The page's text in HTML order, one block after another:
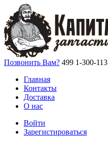
Позвонить Вам? 499 1-300-113
Главная
Контакты
Доставка
О нас
Войти
Зарегистироваться